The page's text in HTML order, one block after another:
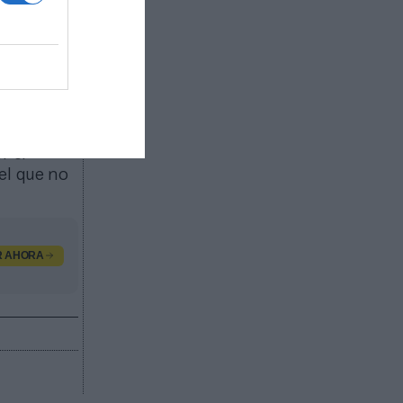
del
en
en el
el
que no
AHORA